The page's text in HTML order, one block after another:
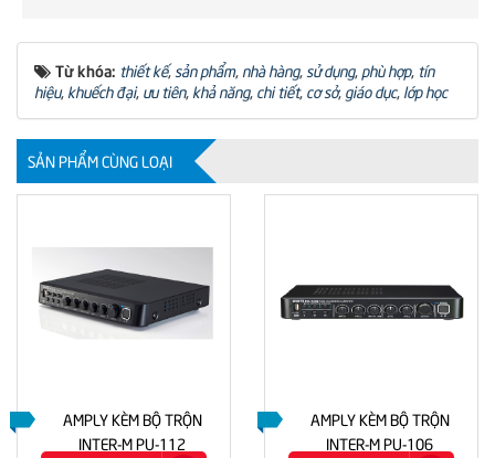
Từ khóa: thiết kế,sản phẩm, nhà hàng, sử dụng, phù hợp, tín
hiệu, khuếch đại, ưu tiên, khả năng, chi tiết, cơ sở, giáo dục, lớp học
SẢN PHẨM CÙNG LOẠI
AMPLY KÈM BỘ TRỘN
INTER-M PU-112
AMPLY KÈM BỘ TRỘN
INTER-M PU-106